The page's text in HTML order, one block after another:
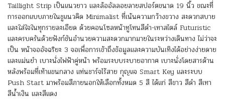
Taillight Strip เป็นแนวยาว และล้ออัลลอยลายสปอร์ตขนาด 19 นิ้ว ขณะที่
การออกแบบภายในชูแนวคิด Minimalist ที่เน้นความกว้างขวาง สะดวกสบาย
และใส่ใจในทุกรายละเอียด ด้วยคอนโซลหน้าทูโทนสีดำ-เทาสไตล์ Futuristic
และครบครันด้วยฟังก์ชันอำนวยความสะดวกมากมายในระหว่างเดินทาง ไม่ว่าจะ
เป็น หน้าจออัจฉริยะ 3 จอเพื่อการเข้าถึงข้อมูลและความบันเทิงได้อย่างง่ายดาย
และแม่นยำ เบาะนั่งไฟฟ้าคู่หน้า พร้อมระบบระบายอากาศ เบาะนั่งโดยสารด้าน
หลังพร้อมที่เท้าแขนกลาง แท่นชาร์จไร้สาย กุญแจ Smart Key และระบบ
Push Start มาพร้อมสีภายนอกให้เลือกทั้งหมด 5 สี ได้แก่ สีขาว สีดำ สีเทา
สีน้ำเงิน และสีแดง